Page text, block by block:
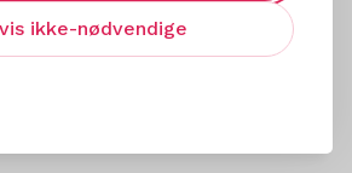
ikke-nødvendige